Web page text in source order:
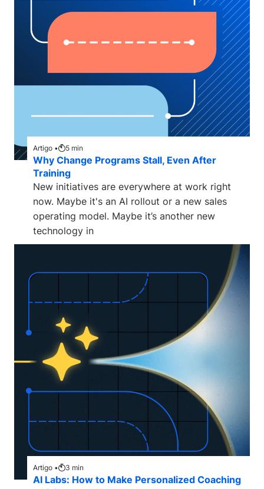
Artigo • 5 min
Why Change Programs Stall, Even After
Training
New initiatives are everywhere at work right
now. Maybe it's an AI rollout or a new sales
operating model. Maybe it’s another new
technology in
Artigo • 3 min
AI Labs: How to Make Personalized Coaching